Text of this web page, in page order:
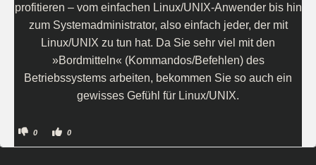
profitieren – vom einfachen Linux/UNIX-Anwender bis hin
zum Systemadministrator, also einfach jeder, der mit
Linux/UNIX zu tun hat. Da Sie sehr viel mit den
»Bordmitteln« (Kommandos/Befehlen) des
Betriebssystems arbeiten, bekommen Sie so auch ein
gewisses Gefühl für Linux/UNIX.
A
k
0
A
k
0